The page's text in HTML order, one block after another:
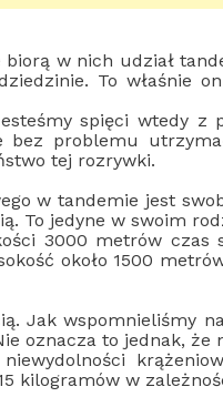
w nich udział
To właśnie
spięci wtedy
problemu
tej rozrywki.
w tandemie jest
To jedyne w swoim
3000 metrów
około 1500
Jak wspomnieliśmy
oznacza to jednak,
kilogramów w